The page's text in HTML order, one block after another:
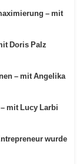
– mit
Doris Palz
– mit Angelika
mit Lucy Larbi
wurde